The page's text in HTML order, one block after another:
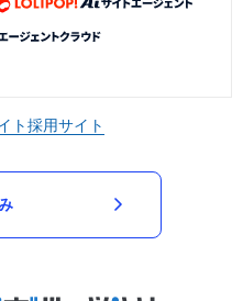
ト採用サイト